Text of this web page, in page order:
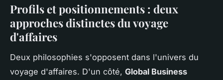
Profils et positionnements : deux
approches distinctes du voyage
d'affaires
Deux philosophies s'opposent dans l'univers du
voyage d'affaires. D'un côté, Global Business